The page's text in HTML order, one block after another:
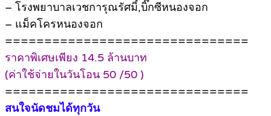
– โรงพยาบาลเวชการุณรัศมิ์,บิ๊กซีหนองจอก
– แม็คโครหนองจอก
===============================
ราคาพิเศษเพียง 14.5 ล้านบาท
(ค่าใช้จ่ายในวันโอน 50 /50 )
===============================
สนใจนัดชมได้ทุกวัน